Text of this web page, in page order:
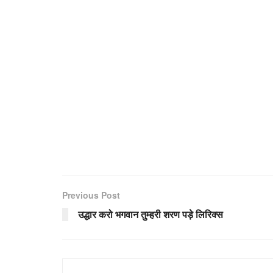
Previous Post
उद्धार करो भगवान तुम्हरी शरण पड़े लिरिक्स